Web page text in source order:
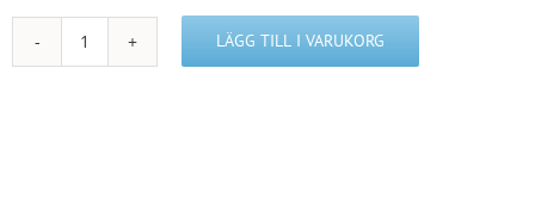
M414077
LÄGG TILL I VARUKORG